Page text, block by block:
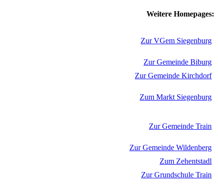
Weitere Homepages:
Zur VGem Siegenburg
Zur Gemeinde Biburg
Zur Gemeinde Kirchdorf
Zum Markt Siegenburg
Zur Gemeinde Train
Zur Gemeinde Wildenberg
Zum Zehentstadl
Zur Grundschule Train